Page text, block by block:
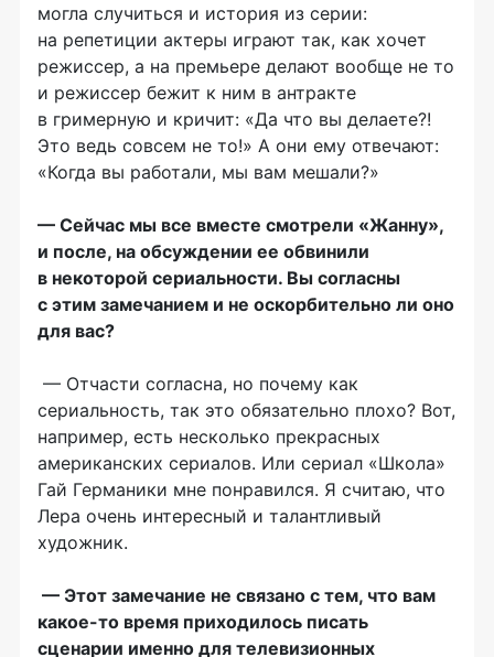
могла случиться и история из серии:
на репетиции актеры играют так, как хочет
режиссер, а на премьере делают вообще не то
и режиссер бежит к ним в антракте
в гримерную и кричит: «Да что вы делаете?!
Это ведь совсем не то!» А они ему отвечают:
«Когда вы работали, мы вам мешали?»
— Сейчас мы все вместе смотрели «Жанну»,
и после, на обсуждении ее обвинили
в некоторой сериальности. Вы согласны
с этим замечанием и не оскорбительно ли оно
для вас?
— Отчасти согласна, но почему как
сериальность, так это обязательно плохо? Вот,
например, есть несколько прекрасных
американских сериалов. Или сериал «Школа»
Гай Германики мне понравился. Я считаю, что
Лера очень интересный и талантливый
художник.
— Этот замечание не связано с тем, что вам
какое-то время приходилось писать
сценарии именно для телевизионных